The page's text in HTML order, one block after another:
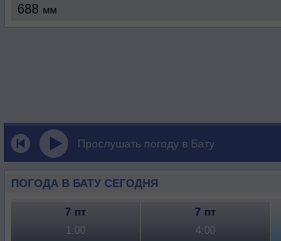
688 мм
Прослушать погоду в Бату
ПОГОДА В БАТУ СЕГОДНЯ
7 пт 7 пт
1:00 4:00